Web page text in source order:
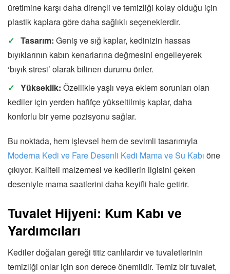
üretimine karşı daha dirençli ve temizliği kolay olduğu için
plastik kaplara göre daha sağlıklı seçeneklerdir.
Tasarım: Geniş ve sığ kaplar, kedinizin hassas
bıyıklarının kabın kenarlarına değmesini engelleyerek
‘bıyık stresi’ olarak bilinen durumu önler.
Yükseklik: Özellikle yaşlı veya eklem sorunları olan
kediler için yerden hafifçe yükseltilmiş kaplar, daha
konforlu bir yeme pozisyonu sağlar.
Bu noktada, hem işlevsel hem de sevimli tasarımıyla
Moderna Kedi ve Fare Desenli Kedi Mama ve Su Kabı öne
çıkıyor. Kaliteli malzemesi ve kedilerin ilgisini çeken
deseniyle mama saatlerini daha keyifli hale getirir.
Tuvalet Hijyeni: Kum Kabı ve
Yardımcıları
Kediler doğaları gereği titiz canlılardır ve tuvaletlerinin
temizliği onlar için son derece önemlidir. Temiz bir tuvalet,